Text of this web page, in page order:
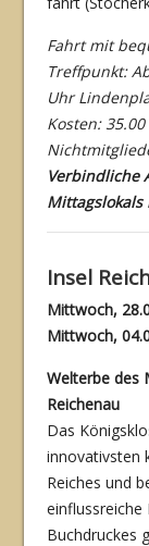
Fahrt mit
Treffpunkt:
Uhr
Kosten:
Verbindliche
Mittagslokals
Insel
Mittwoch,
Mittwoch,
Welterbe des
Reichenau
Das
innovativsten
Reiches und
einflussreiche
Buchdruckes